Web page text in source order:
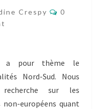
Crespy
0
a pour thème le
Nord-Sud. Nous
sur les
européens quant